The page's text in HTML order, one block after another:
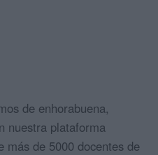
de enhorabuena,
nuestra plataforma
más de 5000 docentes de